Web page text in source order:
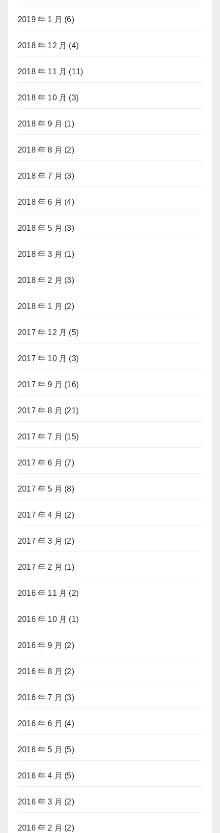
2019 年 1 月 (6)
2018 年 12 月 (4)
2018 年 11 月 (11)
2018 年 10 月 (3)
2018 年 9 月 (1)
2018 年 8 月 (2)
2018 年 7 月 (3)
2018 年 6 月 (4)
2018 年 5 月 (3)
2018 年 3 月 (1)
2018 年 2 月 (3)
2018 年 1 月 (2)
2017 年 12 月 (5)
2017 年 10 月 (3)
2017 年 9 月 (16)
2017 年 8 月 (21)
2017 年 7 月 (15)
2017 年 6 月 (7)
2017 年 5 月 (8)
2017 年 4 月 (2)
2017 年 3 月 (2)
2017 年 2 月 (1)
2016 年 11 月 (2)
2016 年 10 月 (1)
2016 年 9 月 (2)
2016 年 8 月 (2)
2016 年 7 月 (3)
2016 年 6 月 (4)
2016 年 5 月 (5)
2016 年 4 月 (5)
2016 年 3 月 (2)
2016 年 2 月 (2)